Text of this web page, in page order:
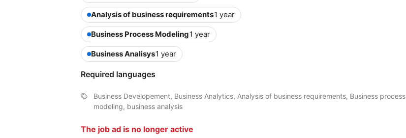
Analysis of business requirements1 year
Business Process Modeling1 year
Business Analisys1 year
Required languages
Business Developement, Business Analytics, Analysis of business requirements, Business process
modeling, business analysis
The job ad is no longer active